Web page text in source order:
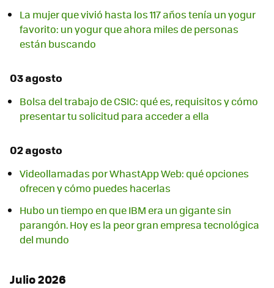
La mujer que vivió hasta los 117 años tenía un yogur
favorito: un yogur que ahora miles de personas
están buscando
03 agosto
Bolsa del trabajo de CSIC: qué es, requisitos y cómo
presentar tu solicitud para acceder a ella
02 agosto
Videollamadas por WhastApp Web: qué opciones
ofrecen y cómo puedes hacerlas
Hubo un tiempo en que IBM era un gigante sin
parangón. Hoy es la peor gran empresa tecnológica
del mundo
Julio 2026